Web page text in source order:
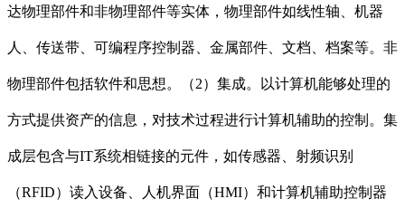
达物理部件和非物理部件等实体，物理部件如线性轴、机器
人、传送带、可编程序控制器、金属部件、文档、档案等。非
物理部件包括软件和思想。（2）集成。以计算机能够处理的
方式提供资产的信息，对技术过程进行计算机辅助的控制。集
成层包含与IT系统相链接的元件，如传感器、射频识别
（RFID）读入设备、人机界面（HMI）和计算机辅助控制器